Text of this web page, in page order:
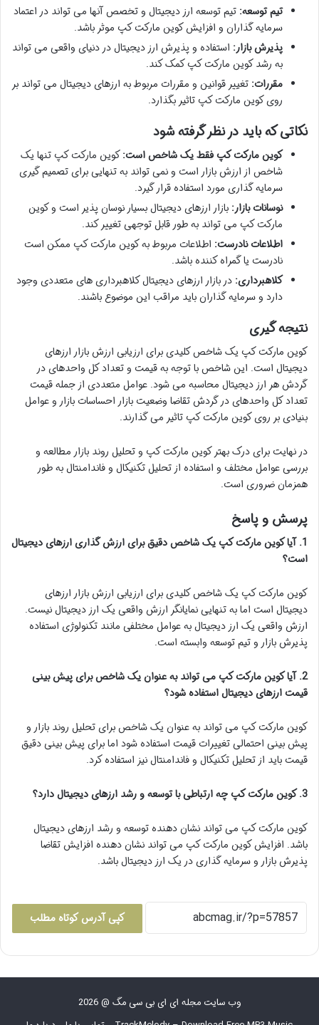
تیم توسعه: تیم توسعه ارز دیجیتال و تخصص آنها می تواند در اعتماد
سرمایه گذاران و افزایش کوین مارکت کپ موثر باشد.
پذیرش بازار: استفاده و پذیرش ارز دیجیتال در دنیای واقعی می تواند
به رشد کوین مارکت کپ کمک کند.
مقررات: تغییر قوانین و مقررات مربوط به ارزهای دیجیتال می تواند بر
روی کوین مارکت کپ تاثیر بگذارد.
نکاتی که باید در نظر گرفته شود
کوین مارکت کپ فقط یک شاخص است:کوین مارکت کپ تنها یک
شاخص از ارزش بازار است و نمی تواند به تنهایی برای تصمیم گیری
سرمایه گذاری مورد استفاده قرار گیرد.
نوسانات بازار: بازار ارزهای دیجیتال بسیار نوسان پذیر است و کوین
مارکت کپ می تواند به طور قابل توجهی تغییر کند.
اطلاعات نادرست: اطلاعات مربوط به کوین مارکت کپ ممکن است
نادرست یا گمراه کننده باشد.
کلاهبرداری: در بازار ارزهای دیجیتال کلاهبرداری های متعددی وجود
دارد و سرمایه گذاران باید مراقب این موضوع باشند.
نتیجه گیری
کوین مارکت کپ یک شاخص کلیدی برای ارزیابی ارزش بازار ارزهای
دیجیتال است. این شاخص با توجه به قیمت و تعداد کل واحدهای در
گردش هر ارز دیجیتال محاسبه می شود. عوامل متعددی از جمله قیمت
تعداد کل واحدهای در گردش تقاضا وضعیت بازار احساسات بازار و عوامل
بنیادی بر روی کوین مارکت کپ تاثیر می گذارند.
در نهایت برای درک بهتر کوین مارکت کپ و تحلیل روند بازار مطالعه و
بررسی عوامل مختلف و استفاده از تحلیل تکنیکال و فاندامنتال به طور
همزمان ضروری است.
پرسش و پاسخ
1. آیا کوین مارکت کپ یک شاخص دقیق برای ارزش گذاری ارزهای دیجیتال
است؟
کوین مارکت کپ یک شاخص کلیدی برای ارزیابی ارزش بازار ارزهای
دیجیتال است اما به تنهایی نمایانگر ارزش واقعی یک ارز دیجیتال نیست.
ارزش واقعی یک ارز دیجیتال به عوامل مختلفی مانند تکنولوژی استفاده
پذیرش بازار و تیم توسعه وابسته است.
2. آیا کوین مارکت کپ می تواند به عنوان یک شاخص برای پیش بینی
قیمت ارزهای دیجیتال استفاده شود؟
کوین مارکت کپ می تواند به عنوان یک شاخص برای تحلیل روند بازار و
پیش بینی احتمالی تغییرات قیمت استفاده شود اما برای پیش بینی دقیق
قیمت باید از تحلیل تکنیکال و فاندامنتال نیز استفاده کرد.
3. کوین مارکت کپ چه ارتباطی با توسعه و رشد ارزهای دیجیتال دارد؟
کوین مارکت کپ می تواند نشان دهنده توسعه و رشد ارزهای دیجیتال
باشد. افزایش کوین مارکت کپ می تواند نشان دهنده افزایش تقاضا
پذیرش بازار و سرمایه گذاری در یک ارز دیجیتال باشد.
کپی آدرس کوتاه مطلب
وب سایت مجله ای ای بی سی مگ @ 2026